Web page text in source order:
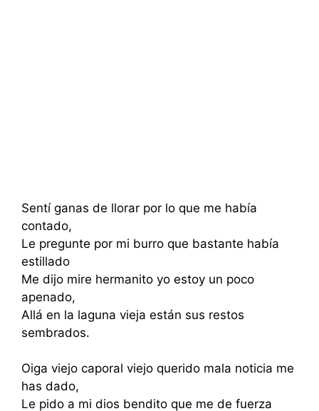
Sentí ganas de llorar por lo que me había
contado,
Le pregunte por mi burro que bastante había
estillado
Me dijo mire hermanito yo estoy un poco
apenado,
Allá en la laguna vieja están sus restos
sembrados.
Oiga viejo caporal viejo querido mala noticia me
has dado,
Le pido a mi dios bendito que me de fuerza